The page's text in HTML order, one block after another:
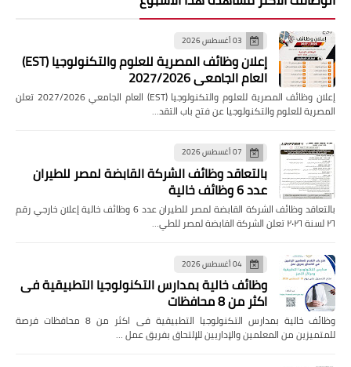
03 أغسطس 2026
إعلان وظائف المصرية للعلوم والتكنولوجيا (EST)
العام الجامعي 2027/2026
إعلان وظائف المصرية للعلوم والتكنولوجيا (EST) العام الجامعي 2027/2026 تعلن
المصرية للعلوم والتكنولوجيا عن فتح باب التقد…
07 أغسطس 2026
بالتعاقد وظائف الشركة القابضة لمصر للطيران
عدد 6 وظائف خالية
بالتعاقد وظائف الشركة القابضة لمصر للطيران عدد 6 وظائف خالية إعلان خارجي رقم
٢٦ لسنة ٢٠٢٦ تعلن الشركة القابضة لمصر للطي…
04 أغسطس 2026
وظائف خالية بمدارس التكنولوجيا التطبيقية فى
اكثر من 8 محافظات
وظائف خالية بمدارس التكنولوجيا التطبيقية فى اكثر من 8 محافظات فرصة
للمتميزين من المعلمين والإداريين للإلتحاق بفريق عمل …